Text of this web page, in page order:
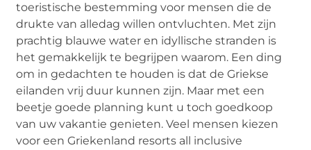
toeristische bestemming voor mensen die de
drukte van alledag willen ontvluchten. Met zijn
prachtig blauwe water en idyllische stranden is
het gemakkelijk te begrijpen waarom. Een ding
om in gedachten te houden is dat de Griekse
eilanden vrij duur kunnen zijn. Maar met een
beetje goede planning kunt u toch goedkoop
van uw vakantie genieten. Veel mensen kiezen
voor een Griekenland resorts all inclusive